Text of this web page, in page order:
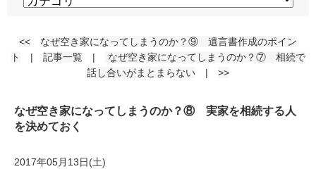
<<
なぜ空き家になってしまうのか？⑨ 遺言書作成のポイン
ト
| 記事一覧 |
なぜ空き家になってしまうのか？⑦ 相続で
話し合いがまとまらない | >>
なぜ空き家になってしまうのか？⑧ 実家を相続する人
を決めておく
2017年05月13日(土)